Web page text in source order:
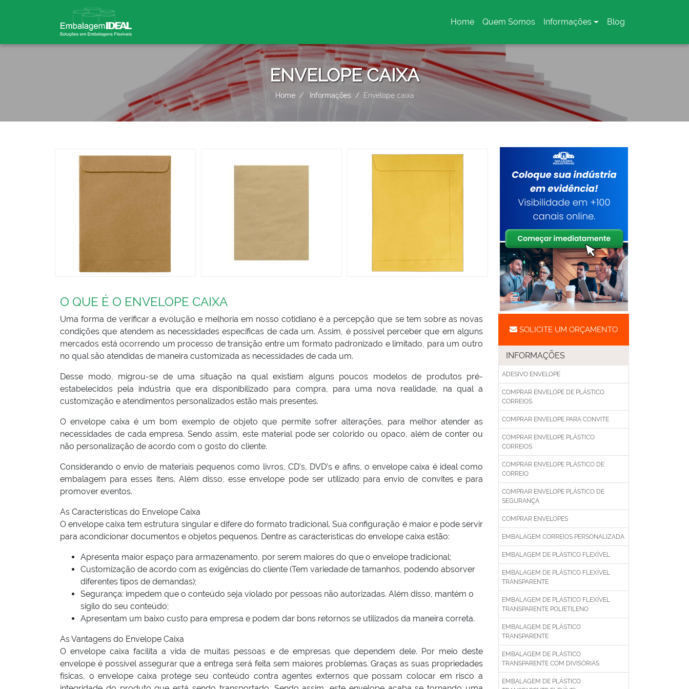
Home
(current)
Quem Somos Informações Blog
ENVELOPE CAIXA
Home Informações Envelope caixa
O QUE É O ENVELOPE CAIXA
Uma forma de verificar a evolução e melhoria em nosso cotidiano é a percepção que se tem sobre as novas
condições que atendem as necessidades específicas de cada um. Assim, é possível perceber que em alguns
mercados está ocorrendo um processo de transição entre um formato padronizado e limitado, para um outro
no qual são atendidas de maneira customizada as necessidades de cada um.
Desse modo, migrou-se de uma situação na qual existiam alguns poucos modelos de produtos pré-
estabelecidos pela indústria que era disponibilizado para compra, para uma nova realidade, na qual a
customização e atendimentos personalizados estão mais presentes.
O envelope caixa é um bom exemplo de objeto que permite sofrer alterações, para melhor atender as
necessidades de cada empresa. Sendo assim, este material pode ser colorido ou opaco, além de conter ou
não personalização de acordo com o gosto do cliente.
Considerando o envio de materiais pequenos como livros, CD’s, DVD’s e afins, o envelope caixa é ideal como
embalagem para esses itens. Além disso, esse envelope pode ser utilizado para envio de convites e para
promover eventos.
As Características do Envelope Caixa
O envelope caixa tem estrutura singular e difere do formato tradicional. Sua configuração é maior e pode servir
para acondicionar documentos e objetos pequenos. Dentre as características do envelope caixa estão:
Apresenta maior espaço para armazenamento, por serem maiores do que o envelope tradicional;
Customização de acordo com as exigências do cliente (Tem variedade de tamanhos, podendo absorver
diferentes tipos de demandas);
Segurança: impedem que o conteúdo seja violado por pessoas não autorizadas. Além disso, mantém o
sigilo do seu conteúdo;
Apresentam um baixo custo para empresa e podem dar bons retornos se utilizados da maneira correta.
As Vantagens do Envelope Caixa
O envelope caixa facilita a vida de muitas pessoas e de empresas que dependem dele. Por meio deste
envelope é possível assegurar que a entrega será feita sem maiores problemas. Graças as suas propriedades
físicas, o envelope caixa protege seu conteúdo contra agentes externos que possam colocar em risco a
SOLICITE UM ORÇAMENTO
INFORMAÇÕES
ADESIVO ENVELOPE
COMPRAR ENVELOPE DE PLÁSTICO
CORREIOS
COMPRAR ENVELOPE PARA CONVITE
COMPRAR ENVELOPE PLÁSTICO
CORREIOS
COMPRAR ENVELOPE PLÁSTICO DE
CORREIO
COMPRAR ENVELOPE PLÁSTICO DE
SEGURANÇA
COMPRAR ENVELOPES
EMBALAGEM CORREIOS PERSONALIZADA
EMBALAGEM DE PLÁSTICO FLEXÍVEL
EMBALAGEM DE PLÁSTICO FLEXÍVEL
TRANSPARENTE
EMBALAGEM DE PLÁSTICO FLEXÍVEL
TRANSPARENTE POLIETILENO
EMBALAGEM DE PLÁSTICO
TRANSPARENTE
EMBALAGEM DE PLÁSTICO
TRANSPARENTE COM DIVISÓRIAS
EMBALAGEM DE PLÁSTICO